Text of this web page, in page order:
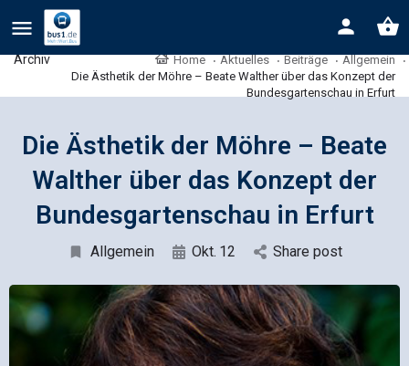
Archiv Home Aktuelles Beiträge
Allgemein
Die Ästhetik der Möhre – Beate Walther über das Konzept der
Bundesgartenschau in Erfurt
Die Ästhetik der Möhre – Beate
Walther über das Konzept der
Bundesgartenschau in Erfurt
Allgemein Okt. 12 Share post